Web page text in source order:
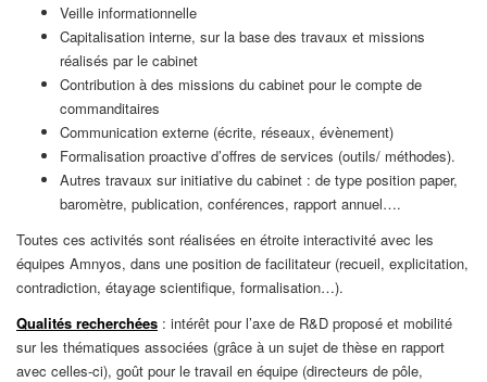
Veille informationnelle
Capitalisation interne, sur la base des travaux et missions
réalisés par le cabinet
Contribution à des missions du cabinet pour le compte de
commanditaires
Communication externe (écrite, réseaux, évènement)
Formalisation proactive d’offres de services (outils/ méthodes).
Autres travaux sur initiative du cabinet : de type position paper,
baromètre, publication, conférences, rapport annuel….
Toutes ces activités sont réalisées en étroite interactivité avec les
équipes Amnyos, dans une position de facilitateur (recueil, explicitation,
contradiction, étayage scientifique, formalisation…).
Qualités recherchées : intérêt pour l’axe de R&D proposé et mobilité
sur les thématiques associées (grâce à un sujet de thèse en rapport
avec celles-ci), goût pour le travail en équipe (directeurs de pôle,